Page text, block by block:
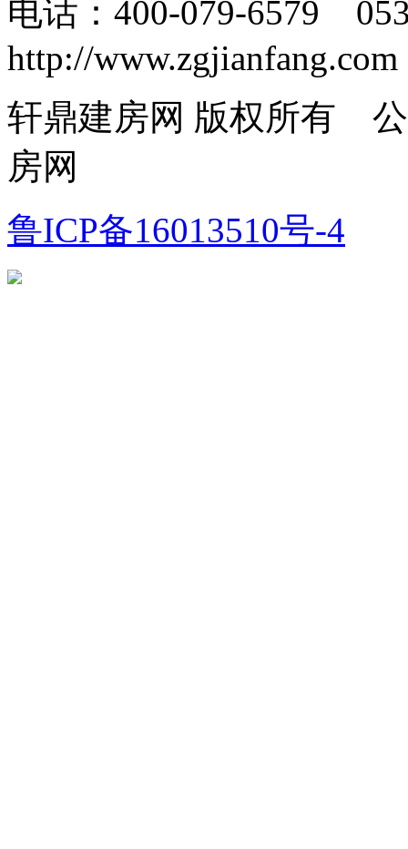
电话：400-079-6579
http://www.zgjianfang.com
轩鼎建房网 版权所有
房网
鲁ICP备16013510号-4